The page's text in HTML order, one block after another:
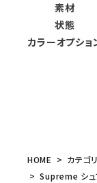
素材
状態
カラーオプショ
HOME カテゴ
Supreme シ